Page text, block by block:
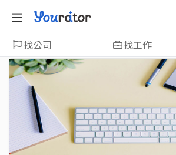
找公司 找工作